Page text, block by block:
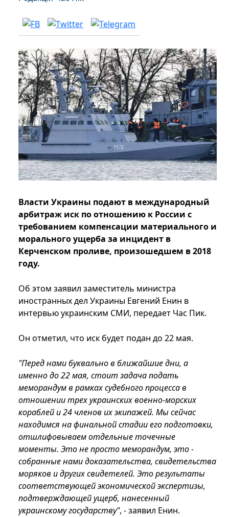
Власти Украины подают в международный
арбитраж иск по отношению к России с
требованием компенсации материального и
морального ущерба за инцидент в
Керченском проливе, произошедшем в 2018
году.
Об этом заявил заместитель министра
иностранных дел Украины Евгений Енин в
интервью украинским СМИ, передает Час Пик.
Он отметил, что иск будет подан до 22 мая.
"Перед нами буквально в ближайшие дни, а
именно до 22 мая, стоит задача подать
меморандум в рамках судебного процесса в
отношении трех украинских военно-морских
кораблей и 24 членов их экипажей. Мы сейчас
находимся на финальной стадии его подготовки,
отшлифовываем отдельные точечные
моменты. Это не просто меморандум, это -
собранные нами доказательства, свидетельства
моряков и других свидетелей. Это результаты
соответствующей экономической экспертизы,
подтверждающей ущерб, нанесенный
украинскому государству", - заявил Енин.